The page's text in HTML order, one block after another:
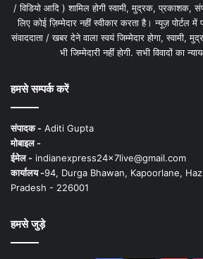
/ विडियो आदि ) शामिल होगी स्वामी, मुद्रक, प्रकाशक,
लिए कोई ज़िम्मेदार नहीं स्वीकार करता है। न्यूज़ पोर्टल
संवाददाता / खबर देने वाला स्वयं जिम्मेदार होगा, स्वामी,
भी जिम्मेदारी नहीं होगी. सभी विवादों का
हमसे सम्पर्क करें
संपादक - Aditi Gupta
मोबाइल -
ईमेल - indianexpress24x7live@gmail.com
कार्यालय -94, Durga Bhawan, Kapoorlane,
Pradesh - 226001
हमसे जुड़े